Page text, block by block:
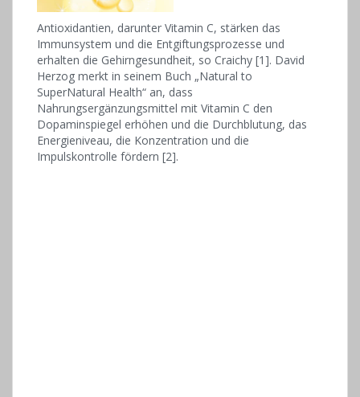
Antioxidantien, darunter Vitamin C, stärken das
Immunsystem und die Entgiftungsprozesse und
erhalten die Gehirngesundheit, so Craichy [1]. David
Herzog merkt in seinem Buch „Natural to
SuperNatural Health“ an, dass
Nahrungsergänzungsmittel mit Vitamin C den
Dopaminspiegel erhöhen und die Durchblutung, das
Energieniveau, die Konzentration und die
Impulskontrolle fördern [2].